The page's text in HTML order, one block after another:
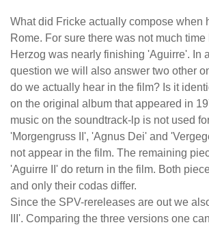
What did Fricke actually compose when
Rome. For sure there was not much time
Herzog was nearly finishing 'Aguirre'. In
question we will also answer two other
do we actually hear in the film? Is it
on the original album that appeared in
music on the soundtrack-lp is not used
'Morgengruss II', 'Agnus Dei' and
not appear in the film. The remaining
'Aguirre II' do return in the film. Both
and only their codas differ.
Since the SPV-rereleases are out we
III'. Comparing the three versions one